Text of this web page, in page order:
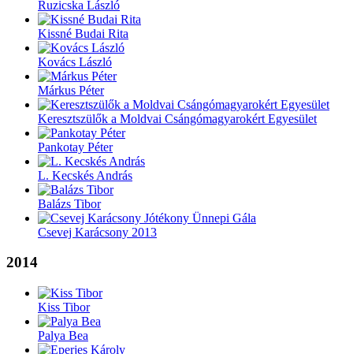
Ruzicska László
Kissné Budai Rita
Kovács László
Márkus Péter
Keresztszülők a Moldvai Csángómagyarokért Egyesület
Pankotay Péter
L. Kecskés András
Balázs Tibor
Csevej Karácsony 2013
2014
Kiss Tibor
Palya Bea